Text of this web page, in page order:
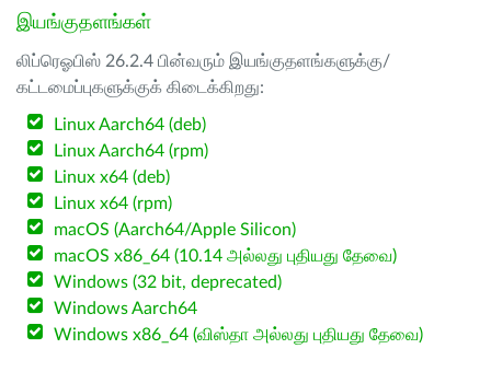
இயங்குதளங்கள்
லிப்ரெஓபிஸ் 26.2.4 பின்வரும் இயங்குதளங்களுக்கு/
கட்டமைப்புகளுக்குக் கிடைக்கிறது:
Linux Aarch64 (deb)
Linux Aarch64 (rpm)
Linux x64 (deb)
Linux x64 (rpm)
macOS (Aarch64/Apple Silicon)
macOS x86_64 (10.14 அல்லது புதியது தேவை)
Windows (32 bit, deprecated)
Windows Aarch64
Windows x86_64 (விஸ்தா அல்லது புதியது தேவை)